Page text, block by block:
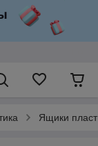
Ящики